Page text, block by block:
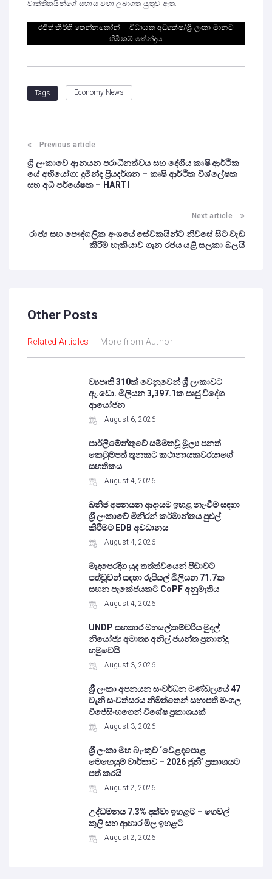
වෘත්තිකයින්ගේ සහාය වහා ලබාගත යුතුව ඇත.
රජිත් කීර්ති තෙන්නකෝන් – විධායක අධ්‍යක්ෂ/ශ්‍රී ලංකා මානව
හිමිකම් කේන්ද්‍රය
Tags Economy News
Previous article
ශ්‍රී ලංකාවේ ආනයන පරාධීනත්වය සහ දේශීය කෘෂි ආර්ථික
යේ අභියෝග: දුමින්ද ප්‍රියදර්ශන – කෘෂි ආර්ථික විශ්ලේෂක
සහ අධි පර්යේෂක – HARTI
Next article
රාජ්‍ය සහ පෞද්ගලික අංශයේ සේවකයින්ට නිවසේ සිට වැඩ
කිරීම හැකියාව ගැන රජය යළි සලකා බලයි
Other Posts
Related Articles More from Author
ව්‍යපෘති 310ක් වෙනුවෙන් ශ්‍රී ලංකාවට
ඇ.ඩො. මිලියන 3,397.1ක සෘජු විදේශ
ආයෝජන
August 6, 2026
පාර්ලිමේන්තුවේ සම්මතවූ මූල්‍ය පනත්
කෙටුම්පත් තුනකට කථානායකවරයාගේ
සහතිකය
August 4, 2026
ඛනිජ අපනයන ආදායම ඉහළ නැංවීම සඳහා
ශ්‍රී ලංකාවේ මිනිරන් කර්මාන්තය පුළුල්
කිරීමට EDB අවධානය
August 4, 2026
මැදපෙරදිග යුද තත්ත්වයෙන් පීඩාවට
පත්වූවන් සඳහා රුපියල් බිලියන 71.7ක
සහන පැකේජයකට CoPF අනුමැතිය
August 4, 2026
UNDP සහකාර මහලේකම්වරිය මුදල්
නියෝජ්‍ය අමාත්‍ය අනිල් ජයන්ත ප්‍රනාන්දු
හමුවෙයි
August 3, 2026
ශ්‍රී ලංකා අපනයන සංවර්ධන මණ්ඩලයේ 47
වැනි සංවත්සරය නිමිත්තෙන් සභාපති මංගල
විජේසිංහගෙන් විශේෂ ප්‍රකාශයක්
August 3, 2026
ශ්‍රී ලංකා මහ බැංකුව ‘වෙළඳපොළ
මෙහෙයුම් වාර්තාව – 2026 ජුනි’ ප්‍රකාශයට
පත් කරයි
August 2, 2026
උද්ධමනය 7.3% දක්වා ඉහළට – ගෙවල්
කුලී සහ ආහාර මිල ඉහළට
August 2, 2026